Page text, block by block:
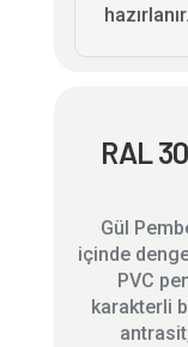
hazırlanır.
RAL
Gül
içinde
PVC
karakterli